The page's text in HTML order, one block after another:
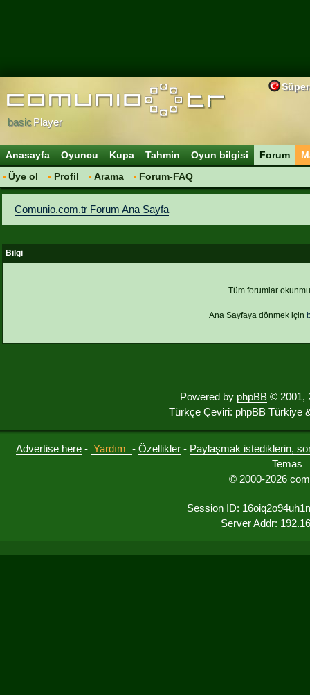
basicPlayer
Anasayfa Oyuncu Kupa Tahmin Oyun bilgisi
Forum
Üye ol
Profil Arama Forum-FAQ
Comunio.com.tr Forum Ana Sayfa
Bilgi
Tüm forumlar
Ana Sayfaya dönmek için
Powered by phpBB © 2001,
Türkçe Çeviri: phpBB Türkiye
Advertise here - Yardım - Özellikler - Paylaşmak istediklerin,
Temas
© 2000-2026
Session ID:
Server Addr: